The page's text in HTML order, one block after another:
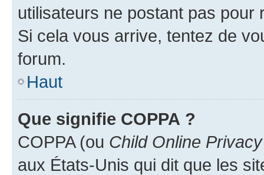
utilisateurs ne postant pas pour
Si cela vous arrive, tentez de
forum.
Haut
Que signifie COPPA ?
COPPA (ou Child Online
aux États-Unis qui dit que les